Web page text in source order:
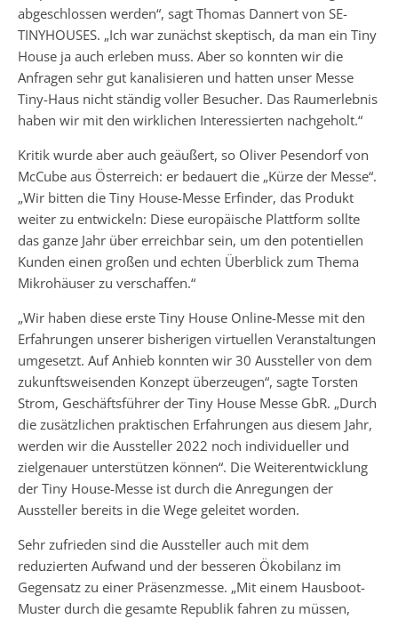
abgeschlossen werden“, sagt Thomas Dannert von SE-
TINYHOUSES. „Ich war zunächst skeptisch, da man ein Tiny
House ja auch erleben muss. Aber so konnten wir die
Anfragen sehr gut kanalisieren und hatten unser Messe
Tiny-Haus nicht ständig voller Besucher. Das Raumerlebnis
haben wir mit den wirklichen Interessierten nachgeholt.“
Kritik wurde aber auch geäußert, so Oliver Pesendorf von
McCube aus Österreich: er bedauert die „Kürze der Messe“.
„Wir bitten die Tiny House-Messe Erfinder, das Produkt
weiter zu entwickeln: Diese europäische Plattform sollte
das ganze Jahr über erreichbar sein, um den potentiellen
Kunden einen großen und echten Überblick zum Thema
Mikrohäuser zu verschaffen.“
„Wir haben diese erste Tiny House Online-Messe mit den
Erfahrungen unserer bisherigen virtuellen Veranstaltungen
umgesetzt. Auf Anhieb konnten wir 30 Aussteller von dem
zukunftsweisenden Konzept überzeugen“, sagte Torsten
Strom, Geschäftsführer der Tiny House Messe GbR. „Durch
die zusätzlichen praktischen Erfahrungen aus diesem Jahr,
werden wir die Aussteller 2022 noch individueller und
zielgenauer unterstützen können“. Die Weiterentwicklung
der Tiny House-Messe ist durch die Anregungen der
Aussteller bereits in die Wege geleitet worden.
Sehr zufrieden sind die Aussteller auch mit dem
reduzierten Aufwand und der besseren Ökobilanz im
Gegensatz zu einer Präsenzmesse. „Mit einem Hausboot-
Muster durch die gesamte Republik fahren zu müssen,